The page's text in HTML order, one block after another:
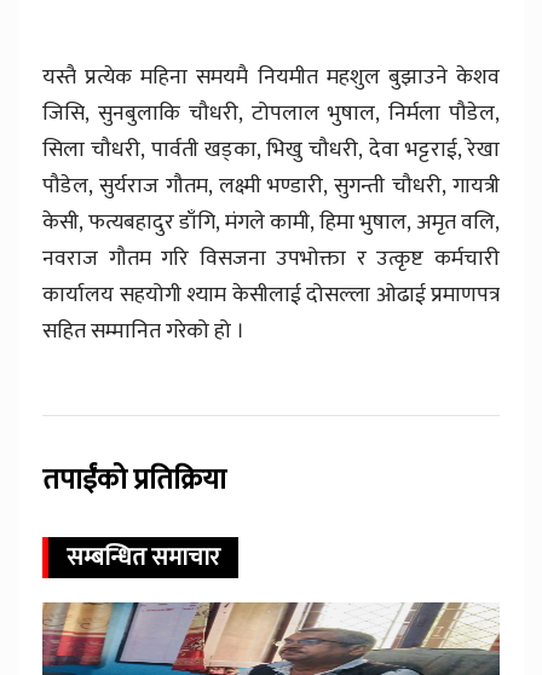
यस्तै प्रत्येक महिना समयमै नियमीत महशुल बुझाउने केशव
जिसि, सुनबुलाकि चौधरी, टोपलाल भुषाल, निर्मला पौडेल,
सिला चौधरी, पार्वती खड्का, भिखु चौधरी, देवा भट्टराई, रेखा
पौडेल, सुर्यराज गौतम, लक्ष्मी भण्डारी, सुगन्ती चौधरी, गायत्री
केसी, फत्यबहादुर डाँगि, मंगले कामी, हिमा भुषाल, अमृत वलि,
नवराज गौतम गरि विसजना उपभोक्ता र उत्कृष्ट कर्मचारी
कार्यालय सहयोगी श्याम केसीलाई दोसल्ला ओढाई प्रमाणपत्र
सहित सम्मानित गरेको हो ।
तपाईंको प्रतिक्रिया
सम्बन्धित समाचार